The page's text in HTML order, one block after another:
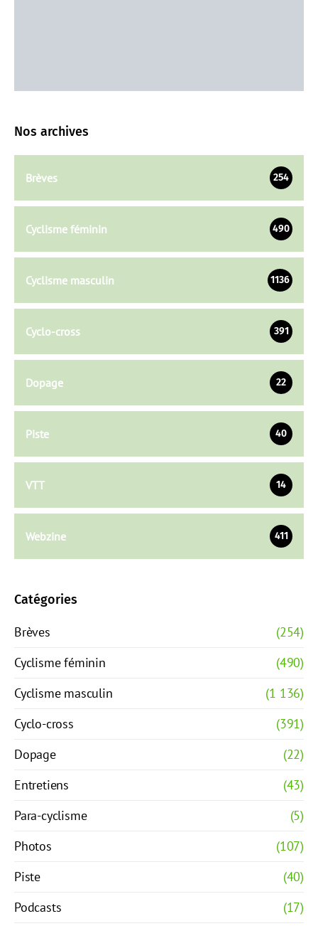
Nos archives
Brèves 254
Cyclisme féminin 490
Cyclisme masculin 1136
Cyclo-cross 391
Dopage 22
Piste 40
VTT 14
Webzine 411
Catégories
Brèves
(254)
Cyclisme féminin
(490)
Cyclisme masculin
(1 136)
Cyclo-cross
(391)
Dopage
(22)
Entretiens
(43)
Para-cyclisme
(5)
Photos
(107)
Piste
(40)
Podcasts
(17)